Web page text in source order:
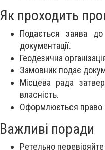
Як проходить
Подається заява
документації.
Геодезична
Замовник подає
Місцева рада
власність.
Оформлюється право
Важливі поради
Ретельно